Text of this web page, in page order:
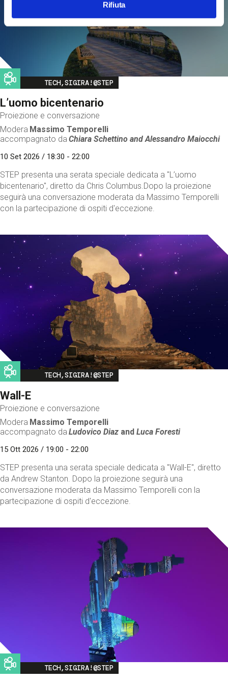
Rifiuta
Image
TECH,SIGIRA!@STEP
L’uomo bicentenario
Proiezione e conversazione
Modera Massimo Temporelli
accompagnato da Chiara Schettino andAlessandro Maiocchi
10 Set 2026 / 18:30 - 22:00
STEP presenta una serata speciale dedicata a "L’uomo
bicentenario", diretto da Chris Columbus.Dopo la proiezione
seguirà una conversazione moderata da Massimo Temporelli
con la partecipazione di ospiti d'eccezione.
Image
TECH,SIGIRA!@STEP
Wall-E
Proiezione e conversazione
Modera Massimo Temporelli
accompagnato da Ludovico Diaz andLuca Foresti
15 Ott 2026 / 19:00 - 22:00
STEP presenta una serata speciale dedicata a "Wall-E", diretto
da Andrew Stanton. Dopo la proiezione seguirà una
conversazione moderata da Massimo Temporelli con la
partecipazione di ospiti d'eccezione.
Image
TECH,SIGIRA!@STEP